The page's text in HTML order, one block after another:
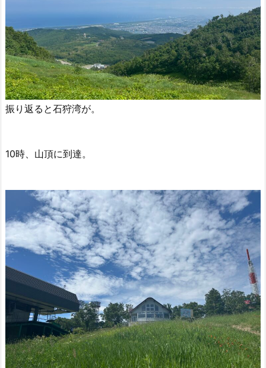
振り返ると石狩湾が。
10時、山頂に到達。